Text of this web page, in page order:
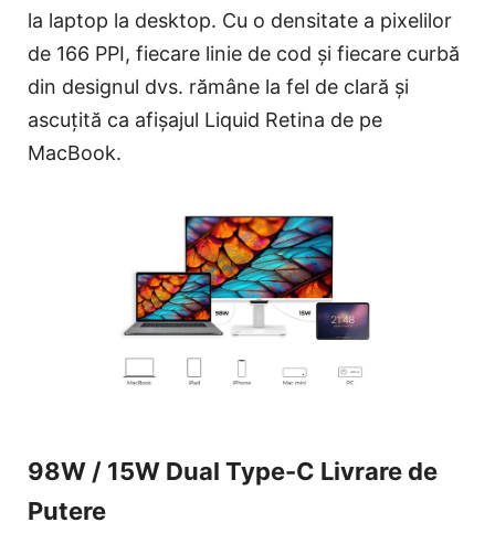
la laptop la desktop. Cu o densitate a pixelilor
de 166 PPI, fiecare linie de cod și fiecare curbă
din designul dvs. rămâne la fel de clară și
ascuțită ca afișajul Liquid Retina de pe
MacBook.
98W / 15W Dual Type-C Livrare de
Putere